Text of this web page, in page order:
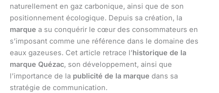
naturellement en gaz carbonique, ainsi que de son
positionnement écologique. Depuis sa création, la
marque a su conquérir le cœur des consommateurs en
s’imposant comme une référence dans le domaine des
eaux gazeuses. Cet article retrace l’historique de la
marque Quézac, son développement, ainsi que
l’importance de la publicité de la marque dans sa
stratégie de communication.